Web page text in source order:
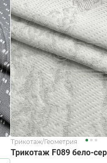
Трикотаж/Геометрия
Трикотаж F089 бело-